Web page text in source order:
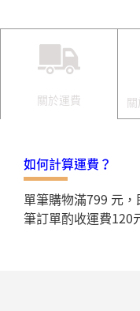
關於運費
如何計算運費？
單筆購物滿799 元
筆訂單酌收運費120